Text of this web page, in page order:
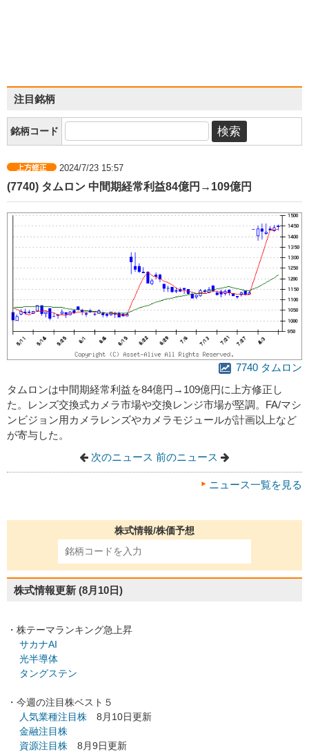
注目銘柄
銘柄コード
2024/7/23 15:57
(7740) タムロン 中間期経常利益84億円→109億円
7740 タムロン
タムロンは中間期経常利益を84億円→109億円に上方修正し
た。レンズ交換式カメラ市場や交換レンジ市場が堅調。FA/マシ
ンビジョン用カメラレンズやカメラモジュールが計画以上など
が寄与した。
次のニュース 前のニュース
ニュース一覧を見る
株式情報/株価予想
株式情報更新 (8月10日)
・株テーマランキング急上昇
サカナAI
光半導体
タングステン
・今週の注目株ベスト５
人気業種注目株 8月10日更新
金融注目株
資源注目株 8月9日更新